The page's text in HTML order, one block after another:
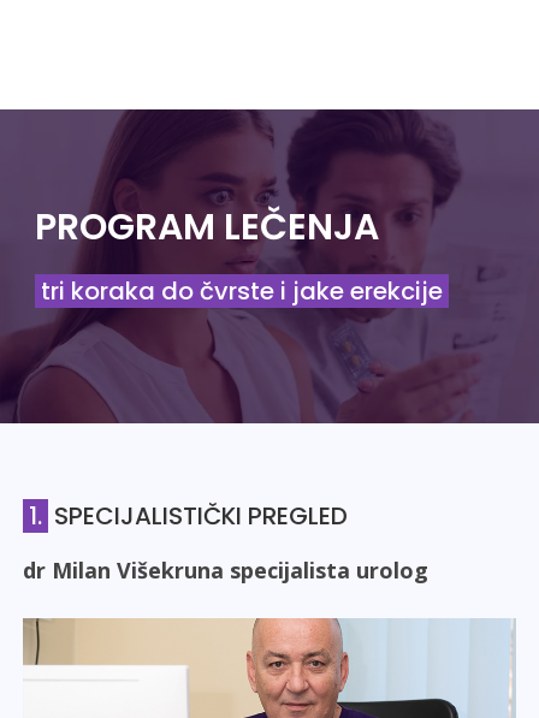
PROGRAM LEČENJA
tri koraka do čvrste i jake erekcije
1. SPECIJALISTIČKI PREGLED
dr Milan Višekruna specijalista urolog